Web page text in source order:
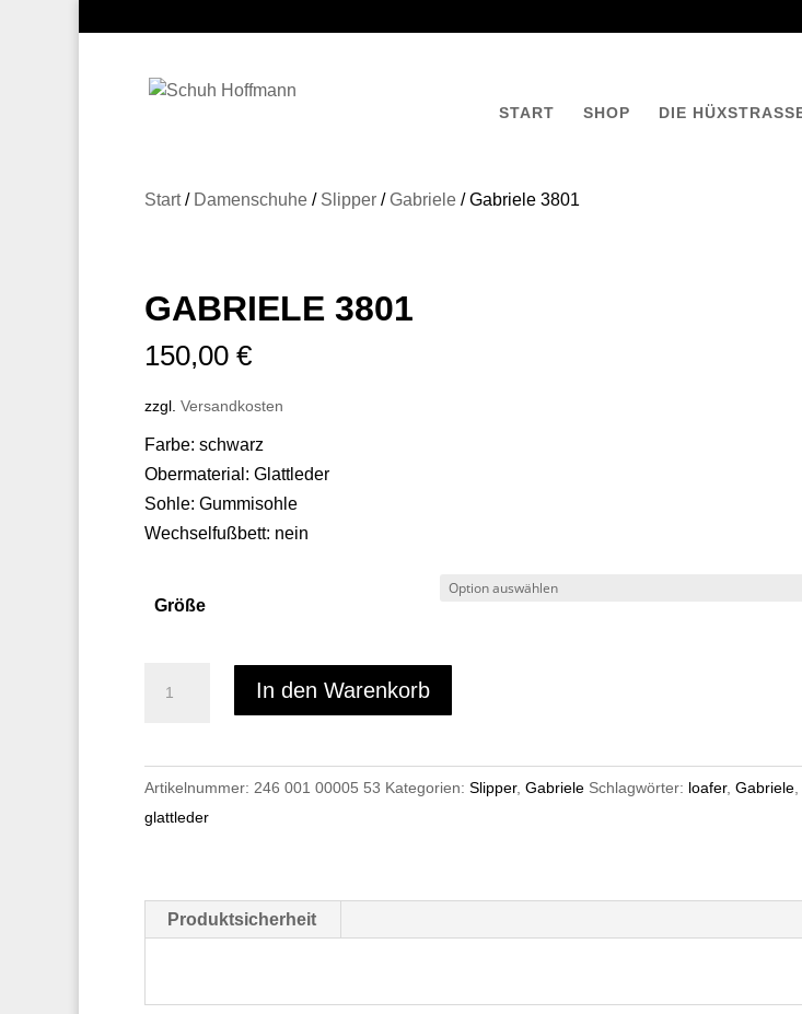
START SHOP DIE HÜXSTRASSE
Start/ Damenschuhe / Slipper /Gabriele / Gabriele 3801
GABRIELE 3801
150,00 €
zzgl. Versandkosten
Farbe: schwarz
Obermaterial: Glattleder
Sohle: Gummisohle
Wechselfußbett: nein
Größe
In den Warenkorb
Artikelnummer: 246 001 00005 53 Kategorien: Slipper, Gabriele Schlagwörter: loafer, Gabriele
glattleder
Produktsicherheit